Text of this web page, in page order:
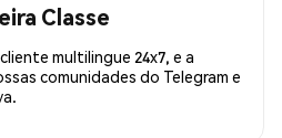
Classe
multilingue 24x7, e a
comunidades do Telegram e